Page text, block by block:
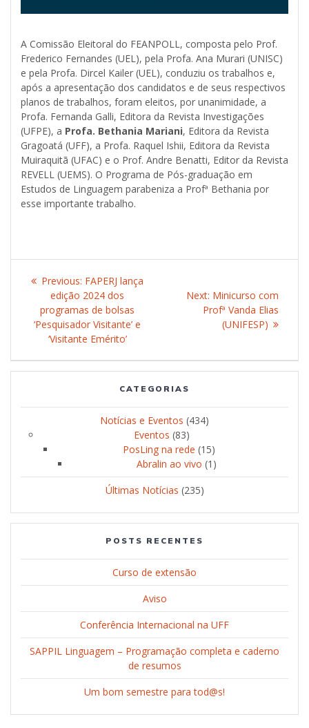
A Comissão Eleitoral do FEANPOLL, composta pelo Prof.
Frederico Fernandes (UEL), pela Profa. Ana Murari (UNISC)
e pela Profa. Dircel Kailer (UEL), conduziu os trabalhos e,
após a apresentação dos candidatos e de seus respectivos
planos de trabalhos, foram eleitos, por unanimidade, a
Profa. Fernanda Galli, Editora da Revista Investigações
(UFPE), a Profa. Bethania Mariani, Editora da Revista
Gragoatá (UFF), a Profa. Raquel Ishii, Editora da Revista
Muiraquitã (UFAC) e o Prof. Andre Benatti, Editor da Revista
REVELL (UEMS). O Programa de Pós-graduação em
Estudos de Linguagem parabeniza a Profª Bethania por
esse importante trabalho.
Post
navigation
Previous: Previous
post:
FAPERJ lança
edição 2024 dos
programas de bolsas
‘Pesquisador Visitante’ e
‘Visitante Emérito’
Next: Next
post:
Minicurso com
Profª Vanda Elias
(UNIFESP)
CATEGORIAS
Notícias e Eventos (434)
Eventos (83)
PosLing na rede (15)
Abralin ao vivo (1)
Últimas Notícias (235)
POSTS RECENTES
Curso de extensão
Aviso
Conferência Internacional na UFF
SAPPIL Linguagem – Programação completa e caderno
de resumos
Um bom semestre para tod@s!